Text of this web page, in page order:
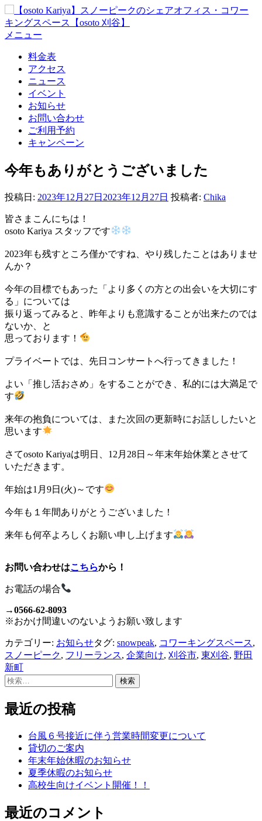
ン
テ
メニュー
料金表
アクセス
ニュース
イベント
お知らせ
お問い合わせ
ご利用予約
キャンペーン
今年もありがとうございました
投稿日: 2023年12月27日 2023年12月27日 投稿者: Chika
皆さまこんにちは！
osoto Kariya スタッフです
2023年も残すところ僅かですね、やり残したことはありませ
んか？
今年の目標でもあった「より多くの方との出会いを大切にす
る」については
振り返ってみると、昨年よりも意識することが出来たのでは
ないか、と
思っております！
プライベートでは、先日コンサートへ行ってきました！
よい「推し活おさめ」をすることができ、私的には大満足で
す
来年の抱負については、また次回の更新時にお話ししたいと
思います
さてosoto Kariyaは明日、12月28日～年末年始休業とさせて
いただきます。
年始は1月9日(火)～です
今年も１年間ありがとうございました！
来年も何卒よろしくお願い申し上げます
お問い合わせはこちらから！
お電話の場合
→0566-62-8093
※おかけ間違いのないようお願い致します
カテゴリー: お知らせタグ: snowpeak, コワーキングスペース,
スノーピーク, フリーランス, 企業向け, 刈谷市, 東刈谷, 野田
新町
検
最近の投稿
台風６号接近に伴う営業時間変更について
貸切のご案内
年末年始休暇のお知らせ
夏季休暇のお知らせ
高校生向けイベント開催！！
最近のコメント